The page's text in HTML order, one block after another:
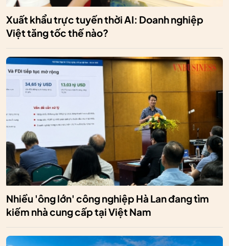
Xuất khẩu trực tuyến thời AI: Doanh nghiệp
Việt tăng tốc thế nào?
Nhiều 'ông lớn' công nghiệp Hà Lan đang tìm
kiếm nhà cung cấp tại Việt Nam